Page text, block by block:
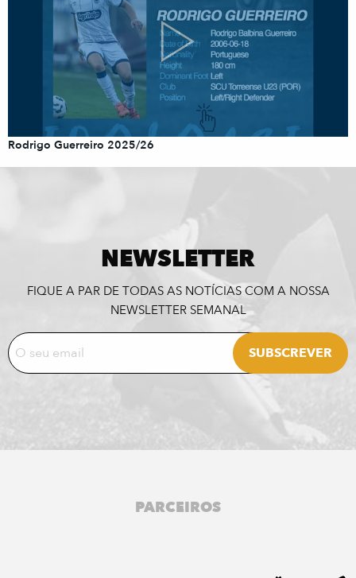
Rodrigo Guerreiro 2025/26
NEWSLETTER
FIQUE A PAR DE TODAS AS NOTÍCIAS COM A NOSSA
NEWSLETTER SEMANAL
PARCEIROS